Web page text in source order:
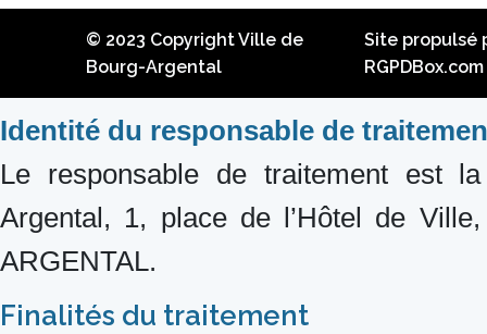
© 2023 Copyright Ville de
Bourg-Argental
Site propulsé
RGPDBox.com
Identité du responsable de
Le responsable de traitement est
Argental, 1, place de l’Hôtel de
ARGENTAL.
Finalités du traitement